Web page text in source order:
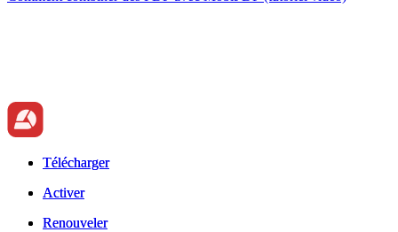
Télécharger
Activer
Renouveler
Télécharger
Activer
Renouveler